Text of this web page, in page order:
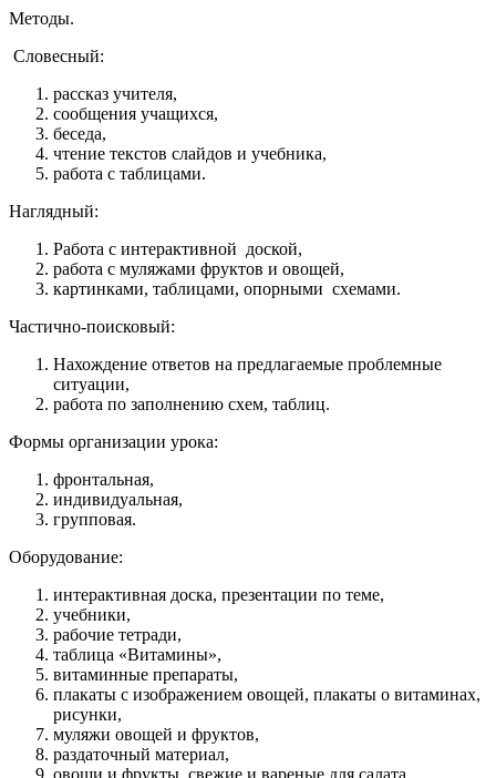
Методы.
Словесный:
рассказ учителя,
сообщения учащихся,
беседа,
чтение текстов слайдов и учебника,
работа с таблицами.
Наглядный:
Работа с интерактивной доской,
работа с муляжами фруктов и овощей,
картинками, таблицами, опорными схемами.
Частично-поисковый:
Нахождение ответов на предлагаемые проблемные
ситуации,
работа по заполнению схем, таблиц.
Формы организации урока:
фронтальная,
индивидуальная,
групповая.
Оборудование:
интерактивная доска, презентации по теме,
учебники,
рабочие тетради,
таблица «Витамины»,
витаминные препараты,
плакаты с изображением овощей, плакаты о витаминах,
рисунки,
муляжи овощей и фруктов,
раздаточный материал,